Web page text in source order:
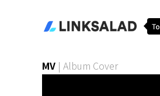
MV | Album Cover